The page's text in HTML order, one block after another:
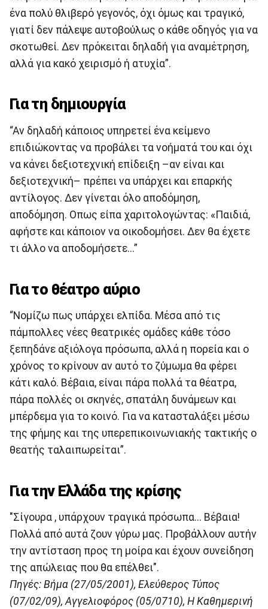
ένα πολύ θλιβερό γεγονός, όχι όμως και τραγικό,
γιατί δεν πάλεψε αυτοβούλως ο κάθε οδηγός για να
σκοτωθεί. Δεν πρόκειται δηλαδή για αναμέτρηση,
αλλά για κακό χειρισμό ή ατυχία”.
Για τη δημιουργία
“Αν δηλαδή κάποιος υπηρετεί ένα κείμενο
επιδιώκοντας να προβάλει τα νοήματά του και όχι
να κάνει δεξιοτεχνική επίδειξη –αν είναι και
δεξιοτεχνική– πρέπει να υπάρχει και επαρκής
αντίλογος. Δεν γίνεται όλο αποδόμηση,
αποδόμηση. Οπως είπα χαριτολογώντας: «Παιδιά,
αφήστε και κάποιον να οικοδομήσει. Δεν θα έχετε
τι άλλο να αποδομήσετε...”
Για το θέατρο αύριο
“Νομίζω πως υπάρχει ελπίδα. Μέσα από τις
πάμπολλες νέες θεατρικές ομάδες κάθε τόσο
ξεπηδάνε αξιόλογα πρόσωπα, αλλά η πορεία και ο
χρόνος το κρίνουν αν αυτό το ζύμωμα θα φέρει
κάτι καλό. Βέβαια, είναι πάρα πολλά τα θέατρα,
πάρα πολλές οι σκηνές, σπατάλη δυνάμεων και
μπέρδεμα για το κοινό. Για να κατασταλάξει μέσω
της φήμης και της υπερεπικοινωνιακής τακτικής ο
θεατής ταλαιπωρείται”.
Για την Ελλάδα της κρίσης
"Σίγουρα , υπάρχουν τραγικά πρόσωπα... Βέβαια!
Πολλά από αυτά ζουν γύρω μας. Προβάλλουν αυτήν
την αντίσταση προς τη μοίρα και έχουν συνείδηση
της απώλειας που θα επέλθει".
Πηγές: Βήμα (27/05/2001), Ελεύθερος Τύπος
(07/02/09), Αγγελιοφόρος (05/0710), Η Καθημερινή